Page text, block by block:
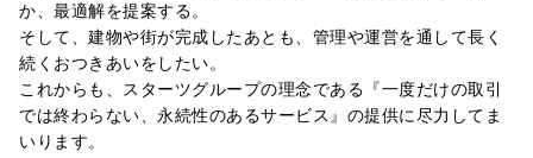
か、最適解を提案する。
そして、建物や街が完成したあとも、管理や運営を通して長く
続くおつきあいをしたい。
これからも、スターツグループの理念である『一度だけの取引
では終わらない、永続性のあるサービス』の提供に尽力してま
いります。